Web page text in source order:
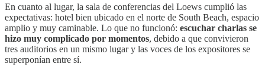
En cuanto al lugar, la sala de conferencias del Loews cumplió las
expectativas: hotel bien ubicado en el norte de South Beach, espacio
amplio y muy caminable. Lo que no funcionó: escuchar charlas se
hizo muy complicado por momentos, debido a que convivieron
tres auditorios en un mismo lugar y las voces de los expositores se
superponían entre sí.